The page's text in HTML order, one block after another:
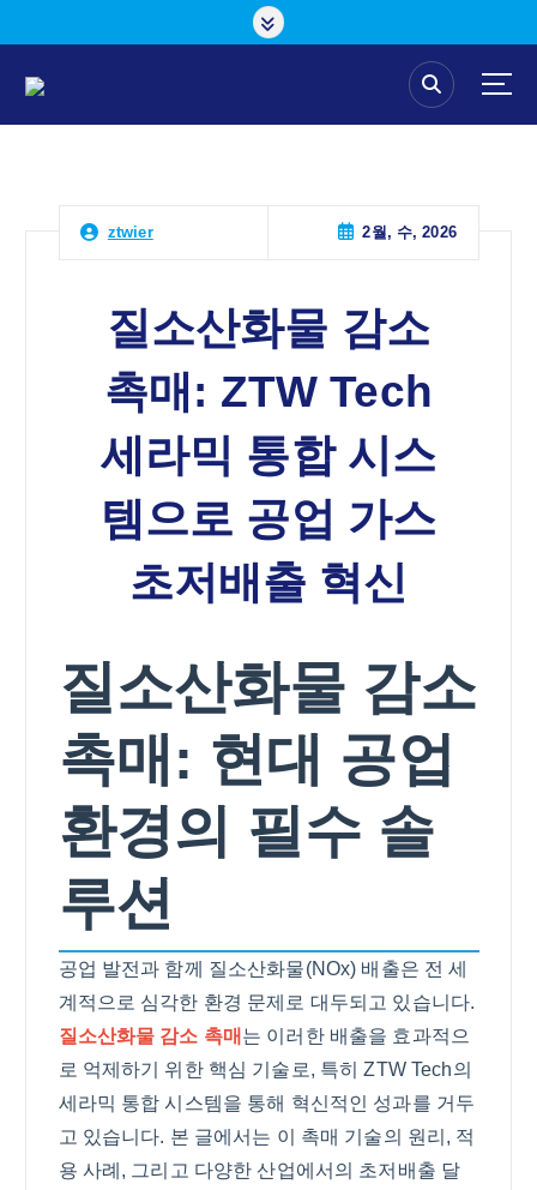
ztwier 2월, 수, 2026
질소산화물 감소
촉매: ZTW Tech
세라믹 통합 시스
템으로 공업 가스
초저배출 혁신
질소산화물 감소
촉매: 현대 공업
환경의 필수 솔
루션
공업 발전과 함께 질소산화물(NOx) 배출은 전 세
계적으로 심각한 환경 문제로 대두되고 있습니다.
질소산화물 감소 촉매 는 이러한 배출을 효과적으
로 억제하기 위한 핵심 기술로, 특히 ZTW Tech의
세라믹 통합 시스템을 통해 혁신적인 성과를 거두
고 있습니다. 본 글에서는 이 촉매 기술의 원리, 적
용 사례, 그리고 다양한 산업에서의 초저배출 달